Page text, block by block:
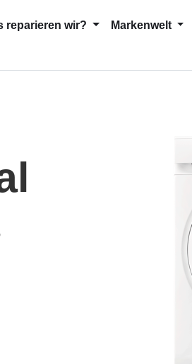
reparieren wir? Markenwelt